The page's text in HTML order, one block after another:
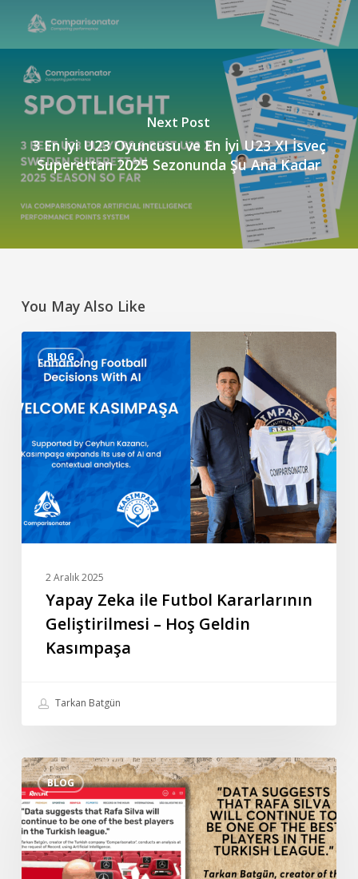
Next Post
3 En İyi U23 Oyuncusu ve En İyi U23 XI İsveç
Superettan 2025 Sezonunda Şu Ana Kadar
You May Also Like
BLOG
Zeka
ile
Futbol
Kararlarının
Geliştirilmesi
Geldin
Kasımpaşa
2 Aralık 2025
Yapay Zeka ile Futbol Kararlarının
Geliştirilmesi – Hoş Geldin
Kasımpaşa
Tarkan Batgün
BLOG
Tarkan
Batgün’ün
Portekiz
gazetesi
Record’a
verdiği